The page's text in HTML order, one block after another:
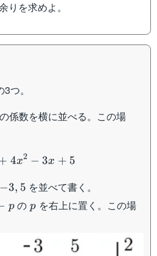
りを求めよ。
つ。
係数を横に並べる。この場
4x2 − 3x + 5
−3, 5 を並べて書く。
pのp
p を右上に置く。この場